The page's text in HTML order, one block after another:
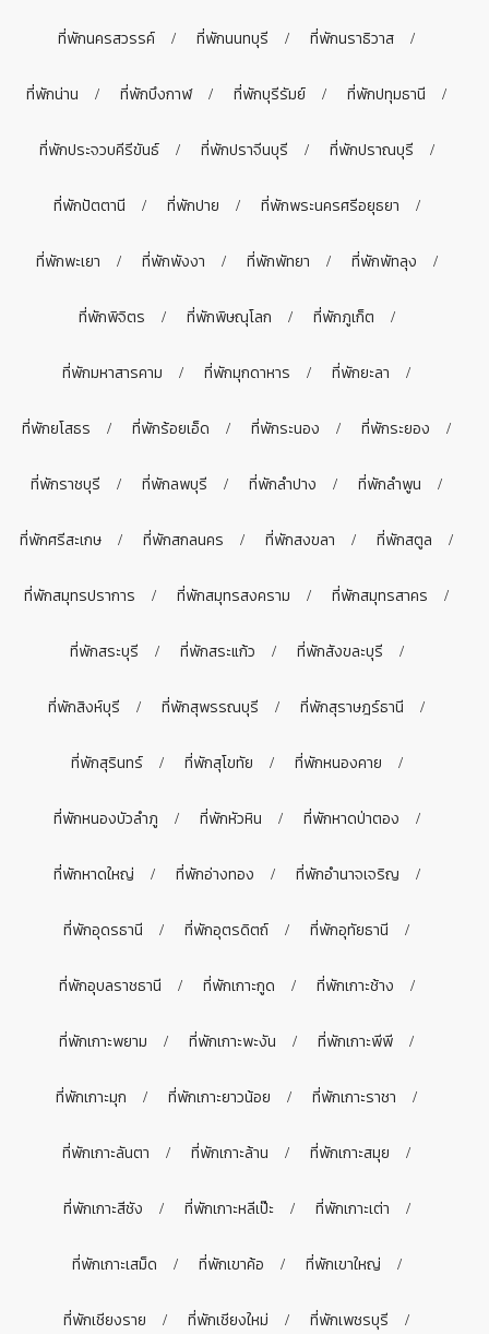
ที่พักนครสวรรค์ ที่พักนนทบุรี ที่พักนราธิวาส
ที่พักน่าน ที่พักบึงกาฬ ที่พักบุรีรัมย์ ที่พักปทุมธานี
ที่พักประจวบคีรีขันธ์ ที่พักปราจีนบุรี ที่พักปราณบุรี
ที่พักปัตตานี ที่พักปาย ที่พักพระนครศรีอยุธยา
ที่พักพะเยา ที่พักพังงา ที่พักพัทยา ที่พักพัทลุง
ที่พักพิจิตร ที่พักพิษณุโลก ที่พักภูเก็ต
ที่พักมหาสารคาม ที่พักมุกดาหาร ที่พักยะลา
ที่พักยโสธร ที่พักร้อยเอ็ด ที่พักระนอง ที่พักระยอง
ที่พักราชบุรี ที่พักลพบุรี ที่พักลำปาง ที่พักลำพูน
ที่พักศรีสะเกษ ที่พักสกลนคร ที่พักสงขลา ที่พักสตูล
ที่พักสมุทรปราการ ที่พักสมุทรสงคราม ที่พักสมุทรสาคร
ที่พักสระบุรี ที่พักสระแก้ว ที่พักสังขละบุรี
ที่พักสิงห์บุรี ที่พักสุพรรณบุรี ที่พักสุราษฎร์ธานี
ที่พักสุรินทร์ ที่พักสุโขทัย ที่พักหนองคาย
ที่พักหนองบัวลำภู ที่พักหัวหิน ที่พักหาดป่าตอง
ที่พักหาดใหญ่ ที่พักอ่างทอง ที่พักอำนาจเจริญ
ที่พักอุดรธานี ที่พักอุตรดิตถ์ ที่พักอุทัยธานี
ที่พักอุบลราชธานี ที่พักเกาะกูด ที่พักเกาะช้าง
ที่พักเกาะพยาม ที่พักเกาะพะงัน ที่พักเกาะพีพี
ที่พักเกาะมุก ที่พักเกาะยาวน้อย ที่พักเกาะราชา
ที่พักเกาะลันตา ที่พักเกาะล้าน ที่พักเกาะสมุย
ที่พักเกาะสีชัง ที่พักเกาะหลีเป๊ะ ที่พักเกาะเต่า
ที่พักเกาะเสม็ด ที่พักเขาค้อ ที่พักเขาใหญ่
ที่พักเชียงราย ที่พักเชียงใหม่ ที่พักเพชรบุรี